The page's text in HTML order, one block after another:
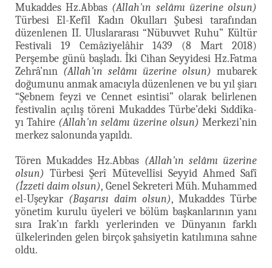
Mukaddes Hz.Abbas (Allah'ın selâmı üzerine olsun)
Türbesi El-Kefîl Kadın Okulları Şubesi tarafından
düzenlenen II. Uluslararası “Nübuvvet Ruhu” Kültür
Festivali 19 Cemâziyelâhir 1439 (8 Mart 2018)
Perşembe günü başladı. İki Cihan Seyyidesi Hz.Fatma
Zehrâ’nın (Allah'ın selâmı üzerine olsun) mubarek
doğumunu anmak amacıyla düzenlenen ve bu yıl şiarı
“Şebnem feyzi ve Cennet esintisi” olarak belirlenen
festivalin açılış töreni Mukaddes Türbe’deki Sıddîka-
yı Tahire (Allah'ın selâmı üzerine olsun) Merkezi’nin
merkez salonunda yapıldı.
Tören Mukaddes Hz.Abbas (Allah'ın selâmı üzerine
olsun) Türbesi Şerî Mütevellîsi Seyyid Ahmed Safî
(İzzeti daim olsun), Genel Sekreteri Müh. Muhammed
el-Uşeykar (Başarısı daim olsun), Mukaddes Türbe
yönetim kurulu üyeleri ve bölüm başkanlarının yanı
sıra Irak’ın farklı yerlerinden ve Dünyanın farklı
ülkelerinden gelen birçok şahsiyetin katılımına sahne
oldu.